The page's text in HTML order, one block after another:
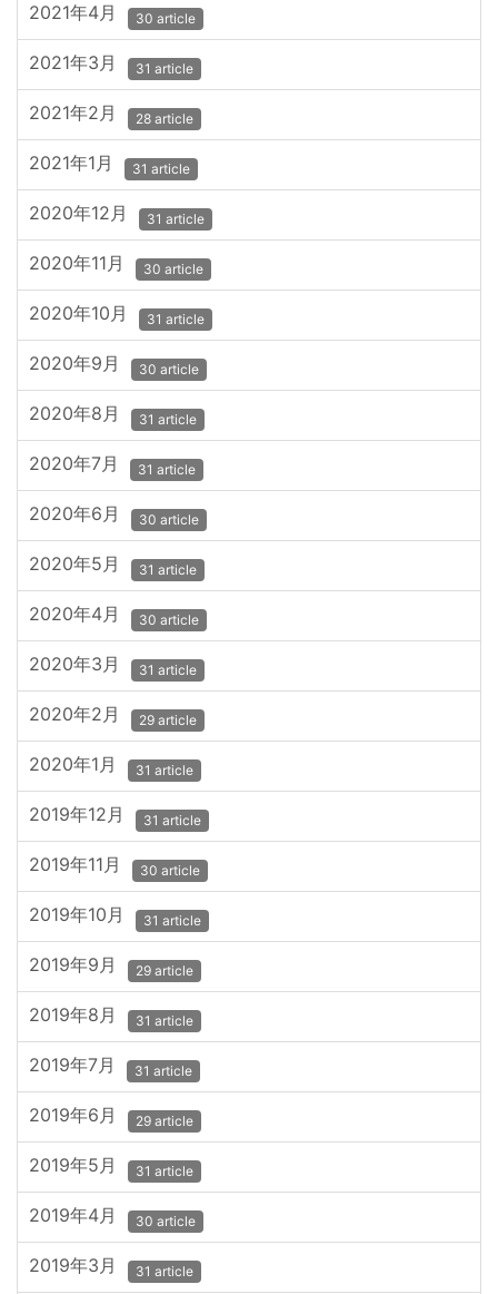
2021年4月 30 article
2021年3月 31 article
2021年2月 28 article
2021年1月 31 article
2020年12月 31 article
2020年11月 30 article
2020年10月 31 article
2020年9月 30 article
2020年8月 31 article
2020年7月 31 article
2020年6月 30 article
2020年5月 31 article
2020年4月 30 article
2020年3月 31 article
2020年2月 29 article
2020年1月 31 article
2019年12月 31 article
2019年11月 30 article
2019年10月 31 article
2019年9月 29 article
2019年8月 31 article
2019年7月 31 article
2019年6月 29 article
2019年5月 31 article
2019年4月 30 article
2019年3月 31 article